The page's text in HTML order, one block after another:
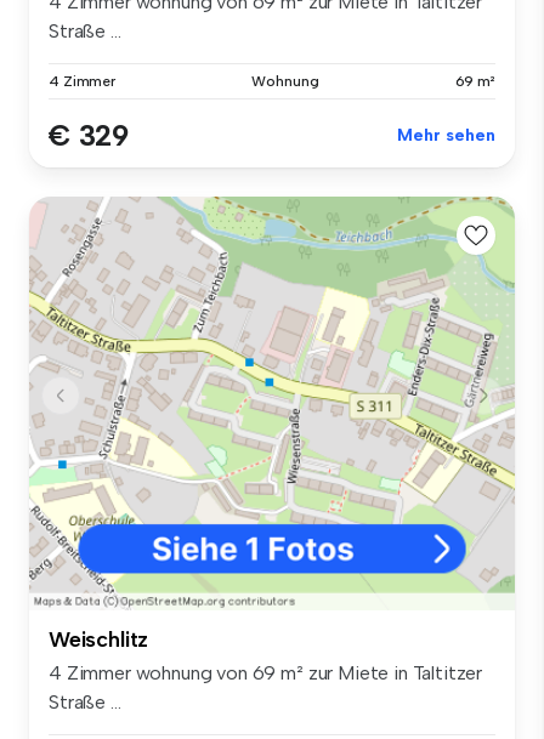
Straße ...
4 Zimmer Wohnung 69 m²
€ 329 Mehr sehen
Weischlitz
4 Zimmer wohnung von 69 m² zur Miete in Taltitzer
Straße ...